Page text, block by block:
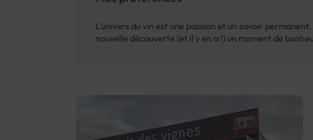
L'univers du vin est une passion et un savoir
nouvelle découverte (et il y en a !) un moment de